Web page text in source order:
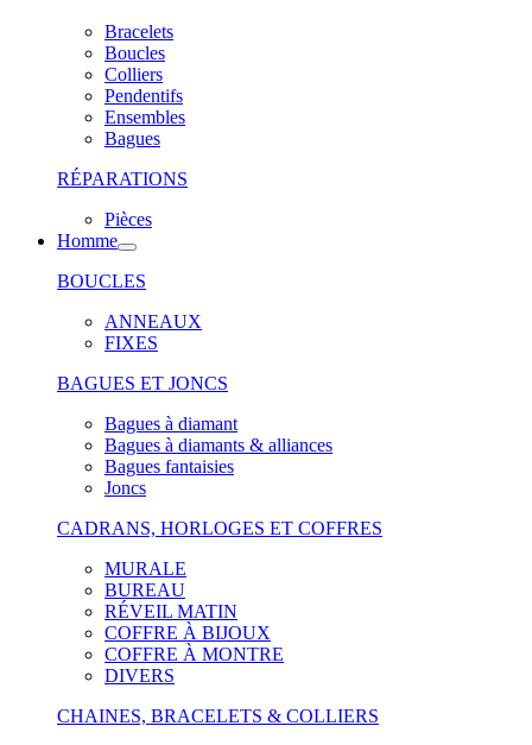
Bracelets
Boucles
Colliers
Pendentifs
Ensembles
Bagues
RÉPARATIONS
Pièces
Homme
BOUCLES
ANNEAUX
FIXES
BAGUES ET JONCS
Bagues à diamant
Bagues à diamants & alliances
Bagues fantaisies
Joncs
CADRANS, HORLOGES ET COFFRES
MURALE
BUREAU
RÉVEIL MATIN
COFFRE À BIJOUX
COFFRE À MONTRE
DIVERS
CHAINES, BRACELETS & COLLIERS